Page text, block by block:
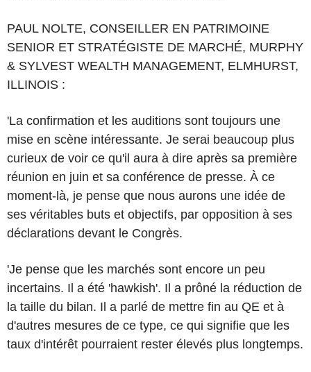
PAUL NOLTE, CONSEILLER EN PATRIMOINE
SENIOR ET STRATÉGISTE DE MARCHÉ, MURPHY
& SYLVEST WEALTH MANAGEMENT, ELMHURST,
ILLINOIS :
'La confirmation et les auditions sont toujours une
mise en scène intéressante. Je serai beaucoup plus
curieux de voir ce qu'il aura à dire après sa première
réunion en juin et sa conférence de presse. À ce
moment-là, je pense que nous aurons une idée de
ses véritables buts et objectifs, par opposition à ses
déclarations devant le Congrès.
'Je pense que les marchés sont encore un peu
incertains. Il a été 'hawkish'. Il a prôné la réduction de
la taille du bilan. Il a parlé de mettre fin au QE et à
d'autres mesures de ce type, ce qui signifie que les
taux d'intérêt pourraient rester élevés plus longtemps.